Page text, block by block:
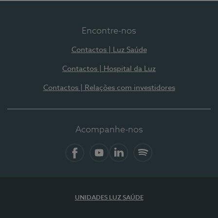
Encontre-nos
Contactos | Luz Saúde
Contactos | Hospital da Luz
Contactos | Relações com investidores
Acompanhe-nos
UNIDADES LUZ SAÚDE